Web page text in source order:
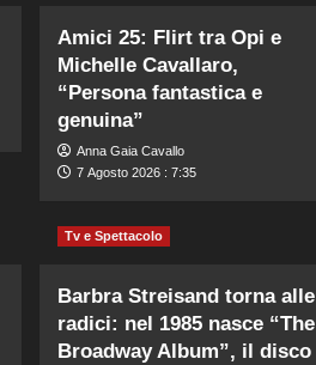
Amici 25: Flirt tra Opi e
Michelle Cavallaro,
“Persona fantastica e
genuina”
Anna Gaia Cavallo
7 Agosto 2026 : 7:35
Tv e Spettacolo
Barbra Streisand torna alle
radici: nel 1985 nasce “The
Broadway Album”, il disco